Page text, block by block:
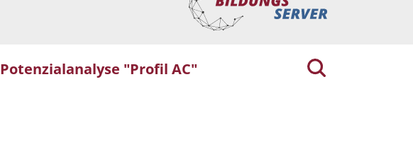
Potenzialanalyse "Profil AC"